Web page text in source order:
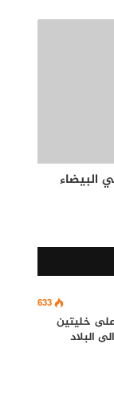
633
على خليتين
البلاد